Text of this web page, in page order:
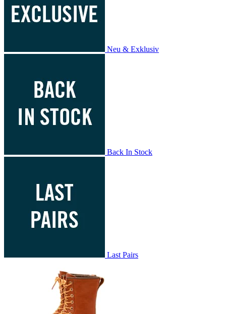
Neu & Exklusiv
Back In Stock
Last Pairs